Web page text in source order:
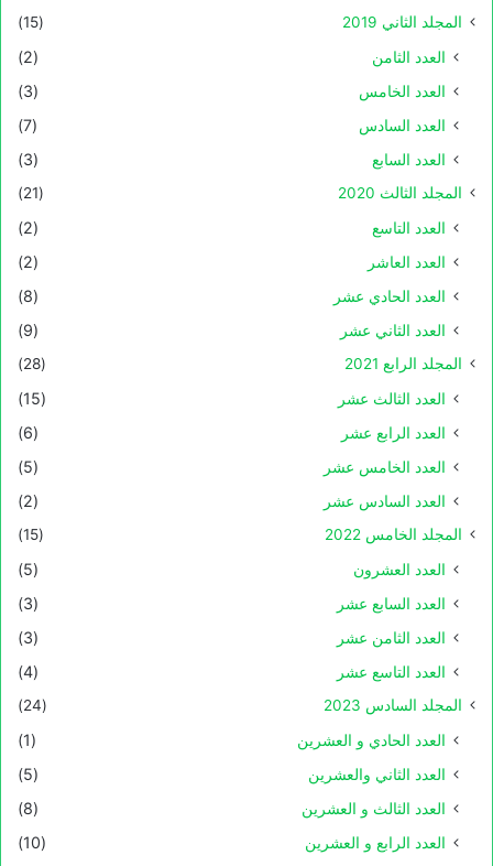
المجلد الثاني 2019 (15)
العدد الثامن
(2)
العدد الخامس
(3)
العدد السادس
(7)
العدد السابع
(3)
المجلد الثالث 2020 (21)
العدد التاسع
(2)
العدد العاشر
(2)
العدد الحادي عشر
(8)
العدد الثاني عشر
(9)
المجلد الرابع 2021 (28)
العدد الثالث عشر
(15)
العدد الرابع عشر
(6)
العدد الخامس عشر
(5)
العدد السادس عشر
(2)
المجلد الخامس 2022 (15)
العدد العشرون
(5)
العدد السابع عشر
(3)
العدد الثامن عشر
(3)
العدد التاسع عشر
(4)
المجلد السادس 2023 (24)
العدد الحادي و العشرين
(1)
العدد الثاني والعشرين
(5)
العدد الثالث و العشرين
(8)
العدد الرابع و العشرين
(10)